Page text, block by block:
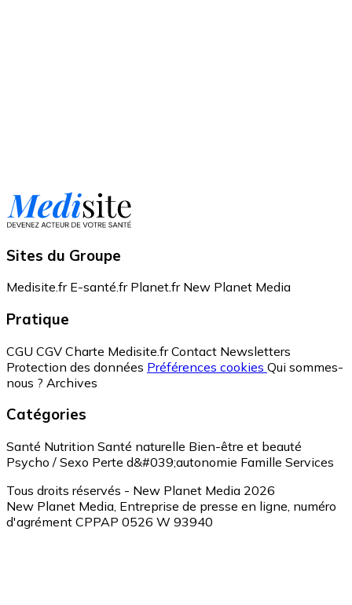
Sites du Groupe
Medisite.fr E-santé.fr Planet.fr New Planet Media
Pratique
CGU CGV Charte Medisite.fr Contact Newsletters
Protection des données Préférences cookies Qui sommes-
nous ? Archives
Catégories
Santé Nutrition Santé naturelle Bien-être et beauté
Psycho / Sexo Perte d&#039;autonomie Famille Services
Tous droits réservés - New Planet Media 2026
New Planet Media, Entreprise de presse en ligne, numéro
d'agrément CPPAP 0526 W 93940